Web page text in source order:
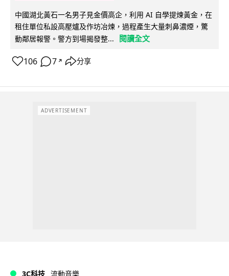
中國湖北黃石一名男子見金價高企，利用 AI 自學提煉黃金，在
租住單位私設高壓爐及作坊冶煉，過程產生大量刺鼻濃煙，驚
動鄰居報警。警方到場揭發整...
閱讀全文
106 7 ↗ 分享
ADVERTISEMENT
3C科技 流動音樂